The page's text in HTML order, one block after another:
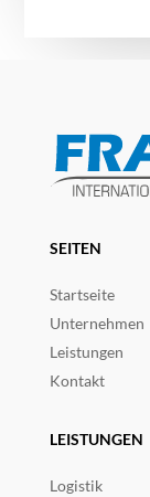
SEITEN
Startseite
Unternehmen
Leistungen
Kontakt
LEISTUNGEN
Logistik